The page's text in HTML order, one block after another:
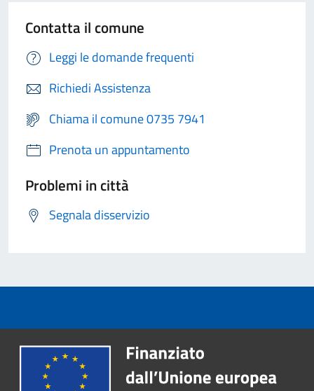
Contatta il comune
Leggi le domande frequenti
Richiedi Assistenza
Chiama il comune 0735 7941
Prenota un appuntamento
Problemi in città
Segnala disservizio